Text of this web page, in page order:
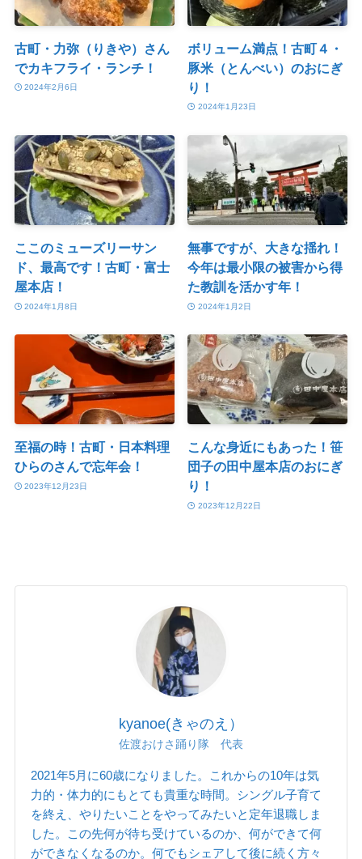
古町・力弥（りきや）さん
でカキフライ・ランチ！
2024年2月6日
ボリューム満点！古町４・
豚米（とんべい）のおにぎ
り！
2024年1月23日
ここのミューズリーサン
ド、最高です！古町・富士
屋本店！
2024年1月8日
無事ですが、大きな揺れ！
今年は最小限の被害から得
た教訓を活かす年！
2024年1月2日
至福の時！古町・日本料理
ひらのさんで忘年会！
2023年12月23日
こんな身近にもあった！笹
団子の田中屋本店のおにぎ
り！
2023年12月22日
kyanoe(きゃのえ）
佐渡おけさ踊り隊 代表
2021年5月に60歳になりました。これからの10年は気
力的・体力的にもとても貴重な時間。シングル子育て
を終え、やりたいことをやってみたいと定年退職しま
した。この先何が待ち受けているのか、何ができて何
ができなくなるのか。何でもシェアして後に続く方々